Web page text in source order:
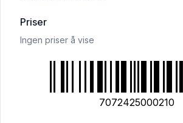
Priser
Ingen priser å vise
7072425000210